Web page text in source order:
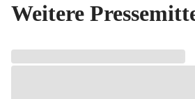
Weitere